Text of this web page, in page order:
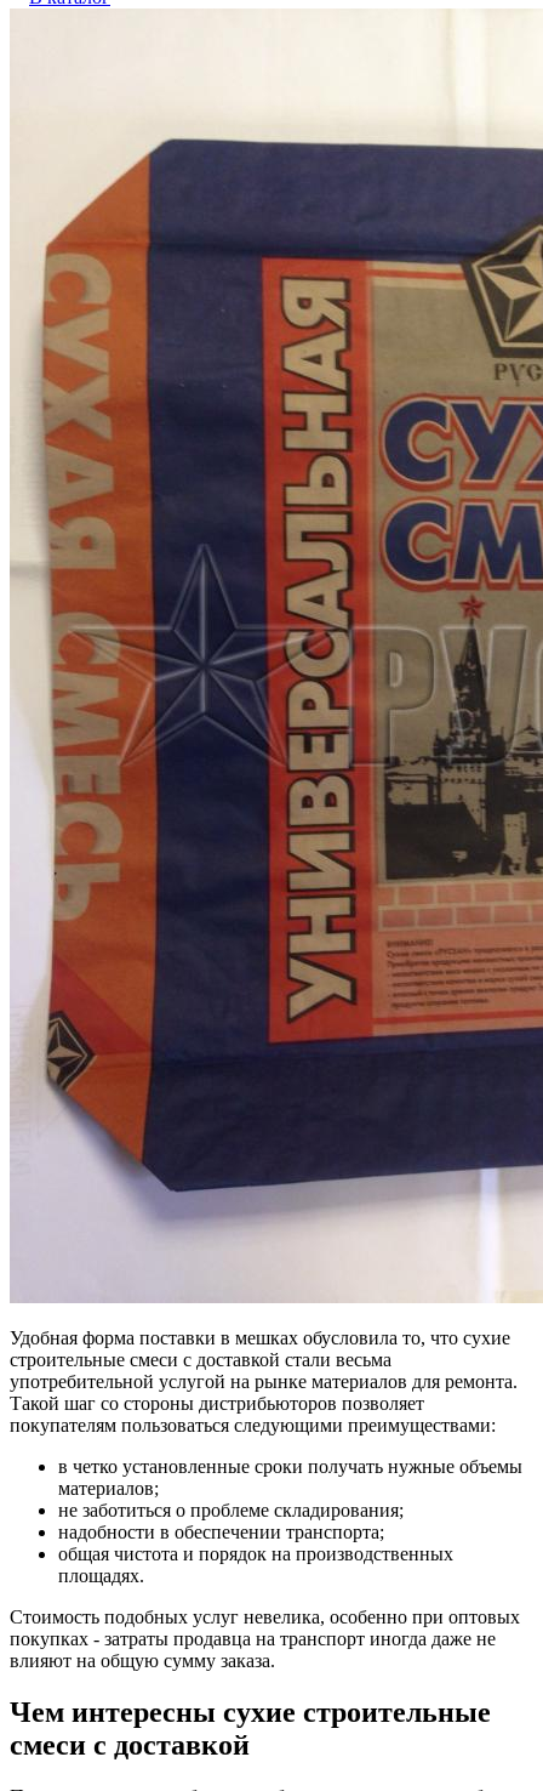
Удобная форма поставки в мешках обусловила то, что сухие
строительные смеси с доставкой стали весьма
употребительной услугой на рынке материалов для ремонта.
Такой шаг со стороны дистрибьюторов позволяет
покупателям пользоваться следующими преимуществами:
в четко установленные сроки получать нужные объемы
материалов;
не заботиться о проблеме складирования;
надобности в обеспечении транспорта;
общая чистота и порядок на производственных
площадях.
Стоимость подобных услуг невелика, особенно при оптовых
покупках - затраты продавца на транспорт иногда даже не
влияют на общую сумму заказа.
Чем интересны сухие строительные
смеси с доставкой